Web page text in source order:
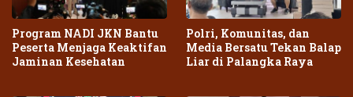
Program NADI JKN Bantu
Peserta Menjaga Keaktifan
Jaminan Kesehatan
Polri, Komunitas, dan
Media Bersatu Tekan Balap
Liar di Palangka Raya